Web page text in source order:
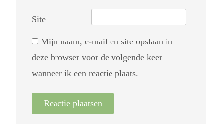
Site
Mijn naam, e-mail en site opslaan in
deze browser voor de volgende keer
wanneer ik een reactie plaats.